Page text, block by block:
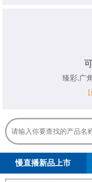
臻彩.广
[
慢直播新品上市